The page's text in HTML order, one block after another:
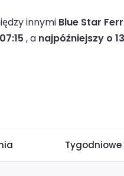
innymi Blue Star
, a najpóźniejszy o
Tygodniowe